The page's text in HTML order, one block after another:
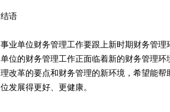
结语
事业单位财务管理工作要跟上新时期财务管
单位的财务管理工作正面临着新的财务管理
理改革的要点和财务管理的新环境，希望能
位发展得更好、更健康。